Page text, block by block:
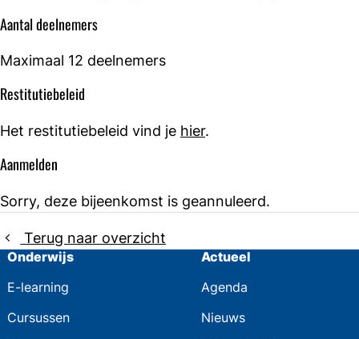
Aantal deelnemers
Maximaal 12 deelnemers
Restitutiebeleid
Het restitutiebeleid vind je hier.
Aanmelden
Sorry, deze bijeenkomst is geannuleerd.
Terug naar overzicht
Onderwijs
E-learning
Cursussen
Actueel
Agenda
Nieuws